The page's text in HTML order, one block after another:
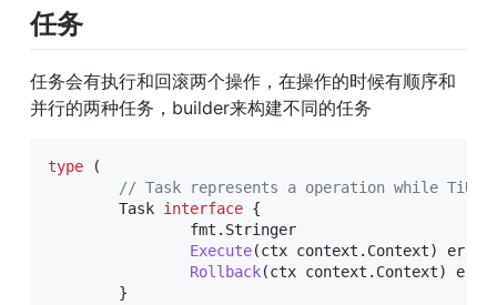
任务
任务会有执行和回滚两个操作，在操作的时候有顺序和
并行的两种任务，builder来构建不同的任务
type
(
// Task represents a operation while TiUP
	Task
interface {
		fmt
. Stringer
Execute(ctx context . Context)
error
Rollback(ctx context . Context)
}